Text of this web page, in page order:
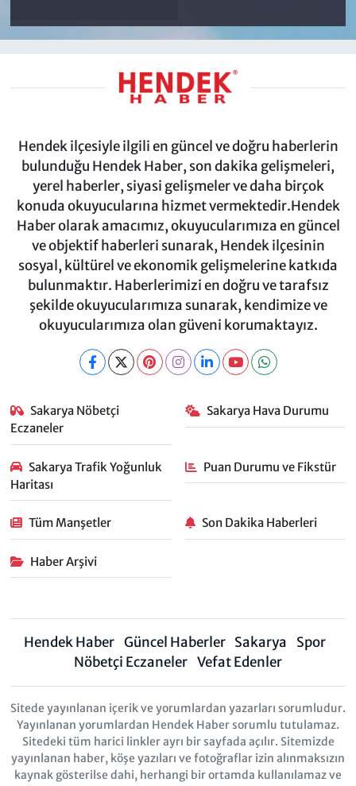
Hendek ilçesiyle ilgili en güncel ve doğru haberlerin
bulunduğu Hendek Haber, son dakika gelişmeleri,
yerel haberler, siyasi gelişmeler ve daha birçok
konuda okuyucularına hizmet vermektedir.Hendek
Haber olarak amacımız, okuyucularımıza en güncel
ve objektif haberleri sunarak, Hendek ilçesinin
sosyal, kültürel ve ekonomik gelişmelerine katkıda
bulunmaktır. Haberlerimizi en doğru ve tarafsız
şekilde okuyucularımıza sunarak, kendimize ve
okuyucularımıza olan güveni korumaktayız.
Sakarya Nöbetçi
Eczaneler
Sakarya Hava Durumu
Sakarya Trafik Yoğunluk
Haritası
Puan Durumu ve Fikstür
Tüm Manşetler Son Dakika Haberleri
Haber Arşivi
Hendek Haber Güncel Haberler Sakarya
Spor
Nöbetçi Eczaneler Vefat Edenler
Sitede yayınlanan içerik ve yorumlardan yazarları sorumludur.
Yayınlanan yorumlardan Hendek Haber sorumlu tutulamaz.
Sitedeki tüm harici linkler ayrı bir sayfada açılır. Sitemizde
yayınlanan haber, köşe yazıları ve fotoğraflar izin alınmaksızın
kaynak gösterilse dahi, herhangi bir ortamda kullanılamaz ve